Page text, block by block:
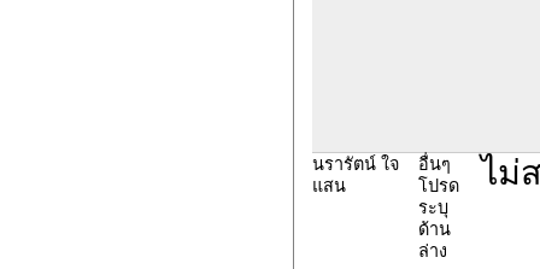
นรารัตน์ ใจ
แสน
อื่นๆ
โปรด
ระบุ
ด้าน
ล่าง
ไม่